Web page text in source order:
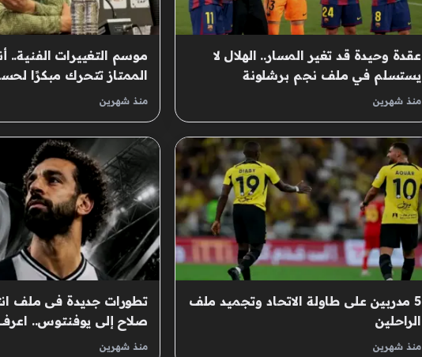
عقدة وحيدة قد تغير المسار.. الهلال لا
يستسلم في ملف نجم برشلونة
منذ شهرين
موسم التغييرات الفنية..
الممتاز تتحرك مبكرًا
المدربين
منذ شهرين
5 مدربين على طاولة الاتحاد وتجميد ملف
الراحلين
منذ شهرين
تطورات جديدة فى ملف
صلاح إلى يوفنتوس..
منذ شهرين